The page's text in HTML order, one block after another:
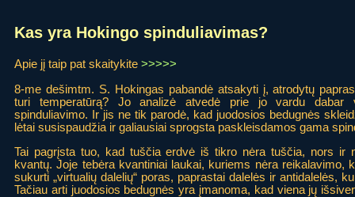
Kas yra Hokingo spinduliavimas?
Apie jį taip pat skaitykite >>>>>
8-me dešimtm. S. Hokingas pabandė atsakyti į, atrodytų
turi temperatūrą? Jo analizė atvedė prie jo vardu dabar
spinduliavimo. Ir jis ne tik parodė, kad juodosios bedugnės
lėtai susispaudžia ir galiausiai sprogsta paskleisdamos gama
Tai pagrįsta tuo, kad tuščia erdvė iš tikro nėra tuščia, nors ir
kvantų. Joje tebėra kvantiniai laukai, kuriems nėra reikalavimo,
sukurti „virtualių dalelių“ poras, paprastai dalelės ir antidalelės,
Tačiau arti juodosios bedugnės yra įmanoma, kad viena jų